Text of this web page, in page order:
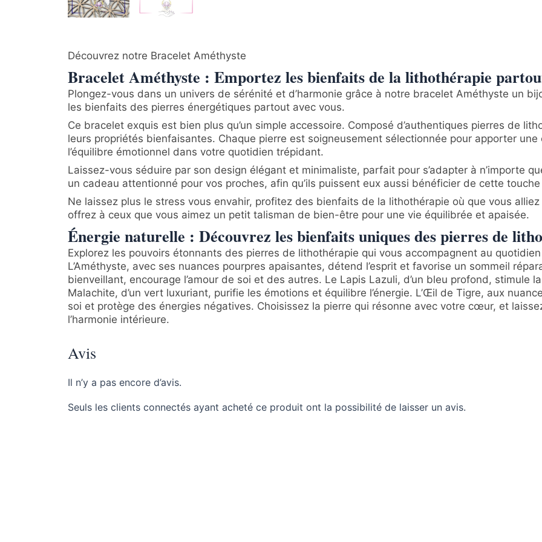
Découvrez notre Bracelet Améthyste
Bracelet Améthyste : Emportez les bienfaits de la lithothérapie
Plongez-vous dans un univers de sérénité et d’harmonie grâce à notre bracelet Améthyste un
les bienfaits des pierres énergétiques partout avec vous.
Ce bracelet exquis est bien plus qu’un simple accessoire. Composé d’authentiques pierres de
leurs propriétés bienfaisantes. Chaque pierre est soigneusement sélectionnée pour apporter
l’équilibre émotionnel dans votre quotidien trépidant.
Laissez-vous séduire par son design élégant et minimaliste, parfait pour s’adapter à n’importe
un cadeau attentionné pour vos proches, afin qu’ils puissent eux aussi bénéficier de cette
Ne laissez plus le stress vous envahir, profitez des bienfaits de la lithothérapie où que vous
offrez à ceux que vous aimez un petit talisman de bien-être pour une vie équilibrée et apaisée.
Énergie naturelle : Découvrez les bienfaits uniques des pierres de
Explorez les pouvoirs étonnants des pierres de lithothérapie qui vous accompagnent au
L’Améthyste, avec ses nuances pourpres apaisantes, détend l’esprit et favorise un sommeil
bienveillant, encourage l’amour de soi et des autres. Le Lapis Lazuli, d’un bleu profond, stimule
Malachite, d’un vert luxuriant, purifie les émotions et équilibre l’énergie. L’Œil de Tigre, aux
soi et protège des énergies négatives. Choisissez la pierre qui résonne avec votre cœur, et
l’harmonie intérieure.
Avis
Il n’y a pas encore d’avis.
Seuls les clients connectés ayant acheté ce produit ont la possibilité de laisser un avis.